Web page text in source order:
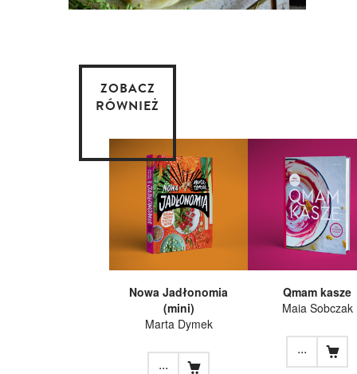
ZOBACZ
RÓWNIEŻ
Nowa Jadłonomia
(mini)
Marta Dymek
...
Qmam kasze
Maia Sobczak
...